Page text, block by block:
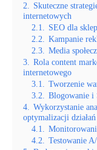
2. Skuteczne
internetowych
2.1. SEO dla
2.2. Kampanie
2.3. Media
3. Rola content
internetowego
3.1. Tworzenie
3.2. Blogowanie i
4. Wykorzystanie
optymalizacji działań
4.1.
4.2. Testowanie